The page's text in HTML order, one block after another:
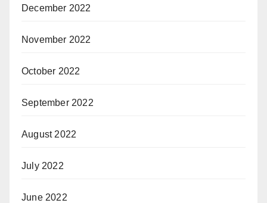
December 2022
November 2022
October 2022
September 2022
August 2022
July 2022
June 2022